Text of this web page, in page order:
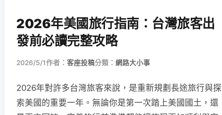
2026年美國旅行指南：台灣旅客出
發前必讀完整攻略
2026/5/1作者： 客座投稿分類： 網路大小事
2026年對許多台灣旅客來說，是重新規劃長途旅行與探
索美國的重要一年。無論你是第一次踏上美國國土，還